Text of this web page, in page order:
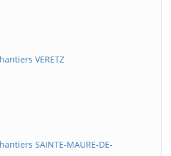
VERETZ
SAINTE-MAURE-DE-